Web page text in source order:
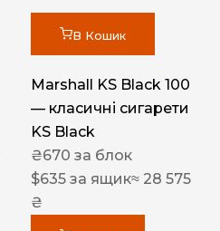
В Кошик
Marshall KS Black 100
— класичні сигарети
KS Black
₴670 за блок
$635 за ящик≈ 28 575
₴